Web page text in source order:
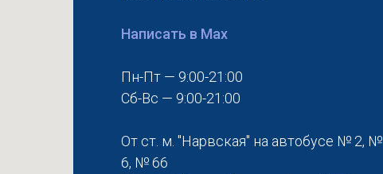
Написать в Max
Пн-Пт — 9:00-21:00
Сб-Вс — 9:00-21:00
От ст. м. "Нарвская" на автобусе № 2, №
6, № 66